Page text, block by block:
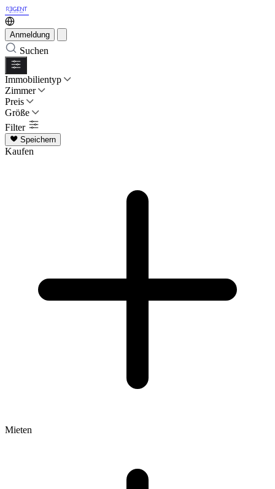
Anmeldung
Suchen
Immobilientyp
Zimmer
Preis
Größe
Filter
Speichern
Kaufen
Mieten